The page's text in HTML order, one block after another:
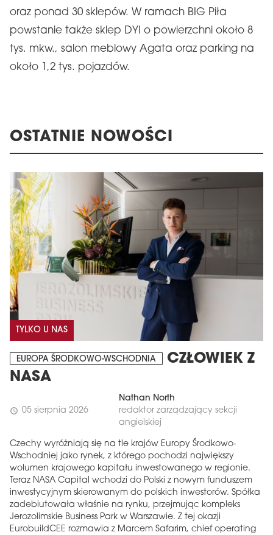
oraz ponad 30 sklepów. W ramach BIG Piła
powstanie także sklep DYI o powierzchni około 8
tys. mkw., salon meblowy Agata oraz parking na
około 1,2 tys. pojazdów.
OSTATNIE NOWOŚCI
TYLKO U NAS
EUROPA ŚRODKOWO-WSCHODNIA
CZŁOWIEK Z
NASA
schedule 05 sierpnia 2026
Nathan North
redaktor zarządzający sekcji
angielskiej
Czechy wyróżniają się na tle krajów Europy Środkowo-
Wschodniej jako rynek, z którego pochodzi największy
wolumen krajowego kapitału inwestowanego w regionie.
Teraz NASA Capital wchodzi do Polski z nowym funduszem
inwestycyjnym skierowanym do polskich inwestorów. Spółka
zadebiutowała właśnie na rynku, przejmując kompleks
Jerozolimskie Business Park w Warszawie. Z tej okazji
EurobuildCEE rozmawia z Marcem Safarim, chief operating